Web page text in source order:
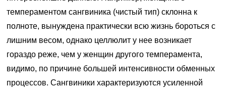
темпераментом сангвиника (чистый тип) склонна к
полноте, вынуждена практически всю жизнь бороться с
лишним весом, однако целлюлит у нее возникает
гораздо реже, чем у женщин другого темперамента,
видимо, по причине большей интенсивности обменных
процессов. Сангвиники характеризуются усиленной